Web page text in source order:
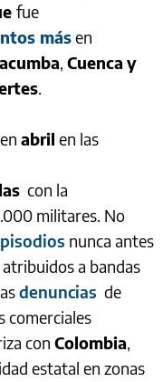
fue
másen
, Cuenca y
.
en abril en las
con la
militares. No
nunca antes
atribuidos a bandas
denuncias de
comerciales
con Colombia,
estatal en zonas